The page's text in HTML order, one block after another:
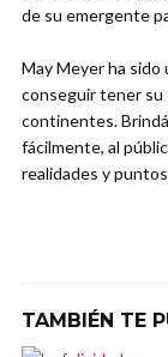
de su emergente
May Meyer ha sido
conseguir tener su
continentes.
fácilmente, al
realidades y
TAMBIÉN TE